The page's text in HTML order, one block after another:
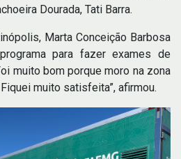
Dourada, Tati Barra.
Marta Conceição Barbosa
para fazer exames de
muito bom porque moro na zona
muito satisfeita”, afirmou.